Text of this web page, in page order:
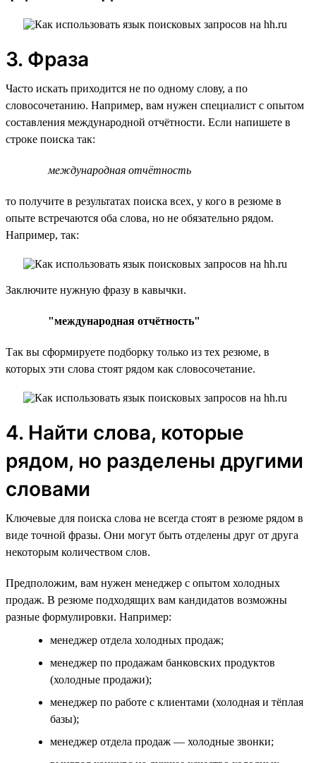
3. Фраза
Часто искать приходится не по одному слову, а по
словосочетанию. Например, вам нужен специалист с опытом
составления международной отчётности. Если напишете в
строке поиска так:
международная отчётность
то получите в результатах поиска всех, у кого в резюме в
опыте встречаются оба слова, но не обязательно рядом.
Например, так:
Заключите нужную фразу в кавычки.
"международная отчётность"
Так вы сформируете подборку только из тех резюме, в
которых эти слова стоят рядом как словосочетание.
4. Найти слова, которые
рядом, но разделены другими
словами
Ключевые для поиска слова не всегда стоят в резюме рядом в
виде точной фразы. Они могут быть отделены друг от друга
некоторым количеством слов.
Предположим, вам нужен менеджер с опытом холодных
продаж. В резюме подходящих вам кандидатов возможны
разные формулировки. Например:
менеджер отдела холодных продаж;
менеджер по продажам банковских продуктов
(холодные продажи);
менеджер по работе с клиентами (холодная и тёплая
базы);
менеджер отдела продаж — холодные звонки;